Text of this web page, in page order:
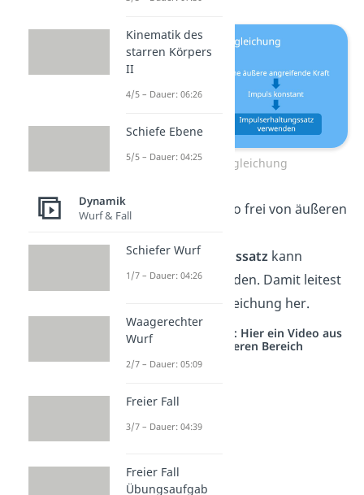
Raketengleichung
Die Rakete ist also frei von äußeren
Impulserhaltungssatzkann
angewendet werden. Damit leitest
du die Raketengleichung her.
Studyflix vernetzt: Hier ein Video aus
einem anderen Bereich
Kinematik des
starren Körpers
II
4/5 – Dauer: 06:26
Schiefe Ebene
5/5 – Dauer: 04:25
Dynamik
Wurf & Fall
Schiefer Wurf
1/7 – Dauer: 04:26
Waagerechter
Wurf
2/7 – Dauer: 05:09
Freier Fall
3/7 – Dauer: 04:39
Freier Fall
Übungsaufgab